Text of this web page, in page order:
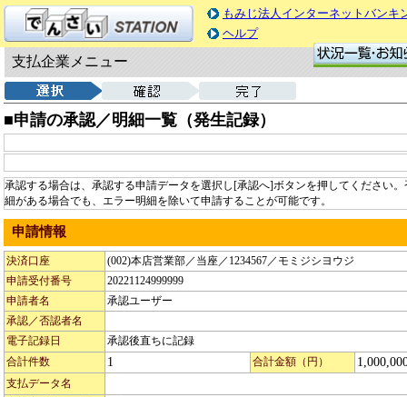
もみじ法人インターネットバンキ
ヘルプ
支払企業メニュー
■申請の承認／明細一覧（発生記録）
承認する場合は、承認する申請データを選択し[承認へ]ボタンを押してください
細がある場合でも、エラー明細を除いて申請することが可能です。
申請情報
決済口座
(002)本店営業部／当座／1234567／モミジシヨウジ
申請受付番号
20221124999999
申請者名
承認ユーザー
承認／否認者名
電子記録日
承認後直ちに記録
合計件数
1 合計金額（円）
支払データ名